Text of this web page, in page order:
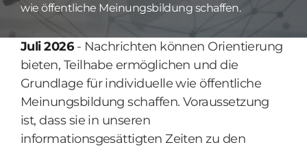
wie öffentliche Meinungsbildung schaffen.
Juli 2026- Nachrichten können Orientierung
bieten, Teilhabe ermöglichen und die
Grundlage für individuelle wie öffentliche
Meinungsbildung schaffen. Voraussetzung
ist, dass sie in unseren
informationsgesättigten Zeiten zu den